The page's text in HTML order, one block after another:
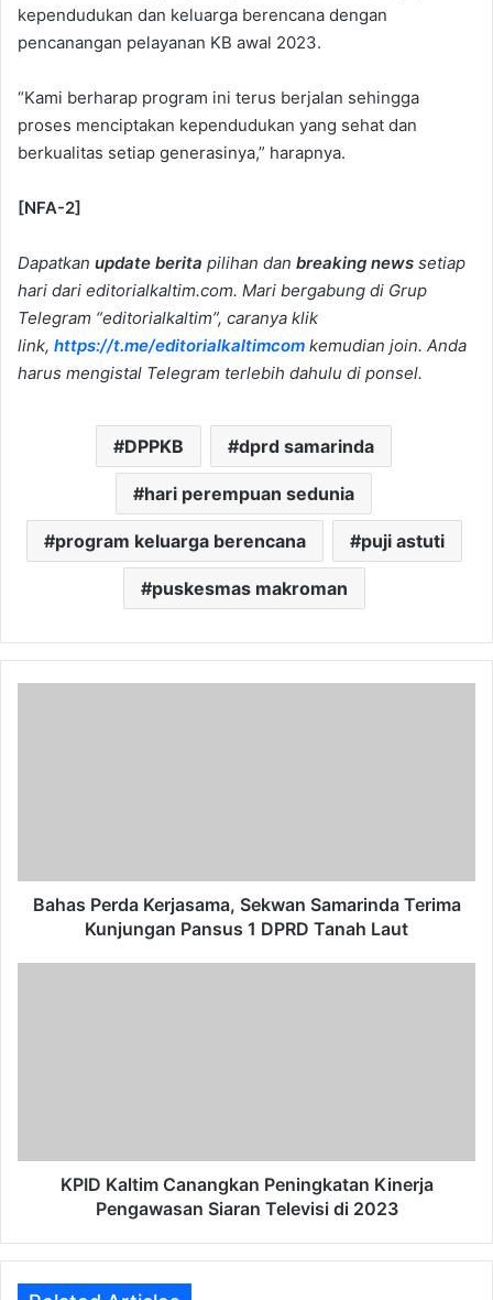
kependudukan dan keluarga berencana dengan
pencanangan pelayanan KB awal 2023.
“Kami berharap program ini terus berjalan sehingga
proses menciptakan kependudukan yang sehat dan
berkualitas setiap generasinya,” harapnya.
[NFA-2]
Dapatkan update berita pilihan dan breaking news setiap
hari dari editorialkaltim.com. Mari bergabung di Grup
Telegram “editorialkaltim”, caranya klik
link, https://t.me/editorialkaltimcom kemudian join. Anda
harus mengistal Telegram terlebih dahulu di ponsel.
DPPKB dprd samarinda
hari perempuan sedunia
program keluarga berencana puji astuti
puskesmas makroman
1
DPRD
Bahas Perda Kerjasama, Sekwan Samarinda Terima
Kunjungan Pansus 1 DPRD Tanah Laut
di
KPID Kaltim Canangkan Peningkatan Kinerja
Pengawasan Siaran Televisi di 2023